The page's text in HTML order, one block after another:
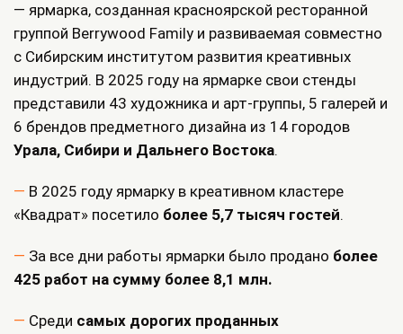
— ярмарка, созданная красноярской ресторанной
группой Berrywood Family и развиваемая совместно
с Сибирским институтом развития креативных
индустрий. В 2025 году на ярмарке свои стенды
представили 43 художника и арт-группы, 5 галерей и
6 брендов предметного дизайна из 14 городов
Урала, Сибири и Дальнего Востока.
В 2025 году ярмарку в креативном кластере
«Квадрат» посетило более 5,7 тысяч гостей.
За все дни работы ярмарки было продано более
425 работ на сумму более 8,1 млн.
Среди самых дорогих проданных